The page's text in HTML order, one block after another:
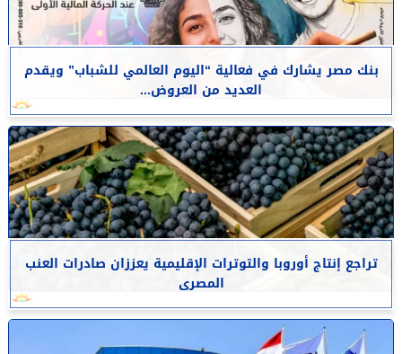
بنك مصر يشارك في فعالية “اليوم العالمي للشباب” ويقدم
العديد من العروض...
تراجع إنتاج أوروبا والتوترات الإقليمية يعززان صادرات العنب
المصرى